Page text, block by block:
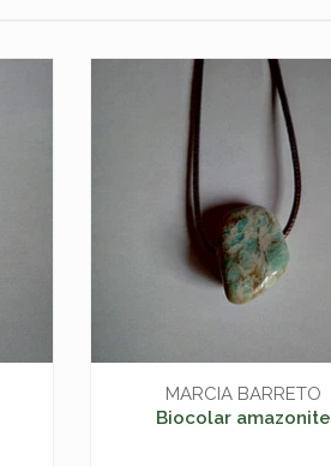
MARCIA BARRETO
Biocolar amazonite